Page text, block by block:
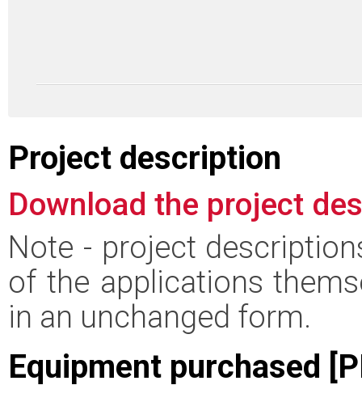
Project description
Download the project
Note - project
of the applications
in an unchanged form.
Equipment purchased